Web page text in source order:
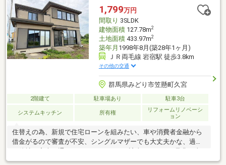
ください。
1,799万円
間取り 3SLDK
建物面積127.78m2
土地面積433.97m2
築年月 1998年8月(築28年1ヶ月)
ＪＲ両毛線 岩宿駅 徒歩3.8km
その他の交通
群馬県みどり市笠懸町久宮
2階建て 駐車場あり 駐車3台
システムキッチン 所有権
リフォームリノベーシ
ョン
住替えの為、新規で住宅ローンを組みたい、車や消費者金融から
借金がるので審査が不安、シングルマザーでも大丈夫かな、過去
に他社で審査が通らなかった、 1つでも該当していたら是非、当
社までご相談ください！